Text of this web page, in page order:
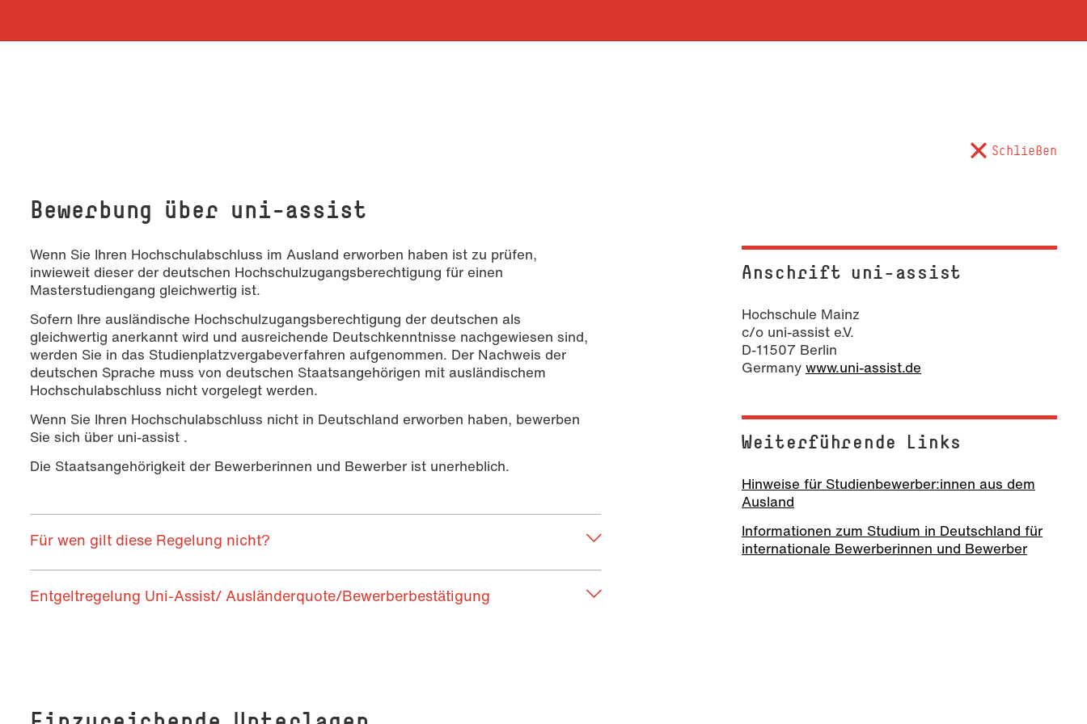
Schließen
Bewerbung über uni-assist
Wenn Sie Ihren Hochschulabschluss im Ausland erworben haben ist zu prüfen,
inwieweit dieser der deutschen Hochschulzugangsberechtigung für einen
Masterstudiengang gleichwertig ist.
Sofern Ihre ausländische Hochschulzugangsberechtigung der deutschen als
gleichwertig anerkannt wird und ausreichende Deutschkenntnisse nachgewiesen sind,
werden Sie in das Studienplatzvergabeverfahren aufgenommen. Der Nachweis der
deutschen Sprache muss von deutschen Staatsangehörigen mit ausländischem
Hochschulabschluss nicht vorgelegt werden.
Wenn Sie Ihren Hochschulabschluss nicht in Deutschland erworben haben, bewerben
Sie sich über uni-assist .
Die Staatsangehörigkeit der Bewerberinnen und Bewerber ist unerheblich.
Für wen gilt diese Regelung nicht?
Entgeltregelung Uni-Assist/ Ausländerquote/Bewerberbestätigung
Anschrift uni-assist
Hochschule Mainz
c/o uni-assist e.V.
D-11507 Berlin
Germany www.uni-assist.de
Weiterführende Links
Hinweise für Studienbewerber:innen aus dem
Ausland
Informationen zum Studium in Deutschland für
internationale Bewerberinnen und Bewerber